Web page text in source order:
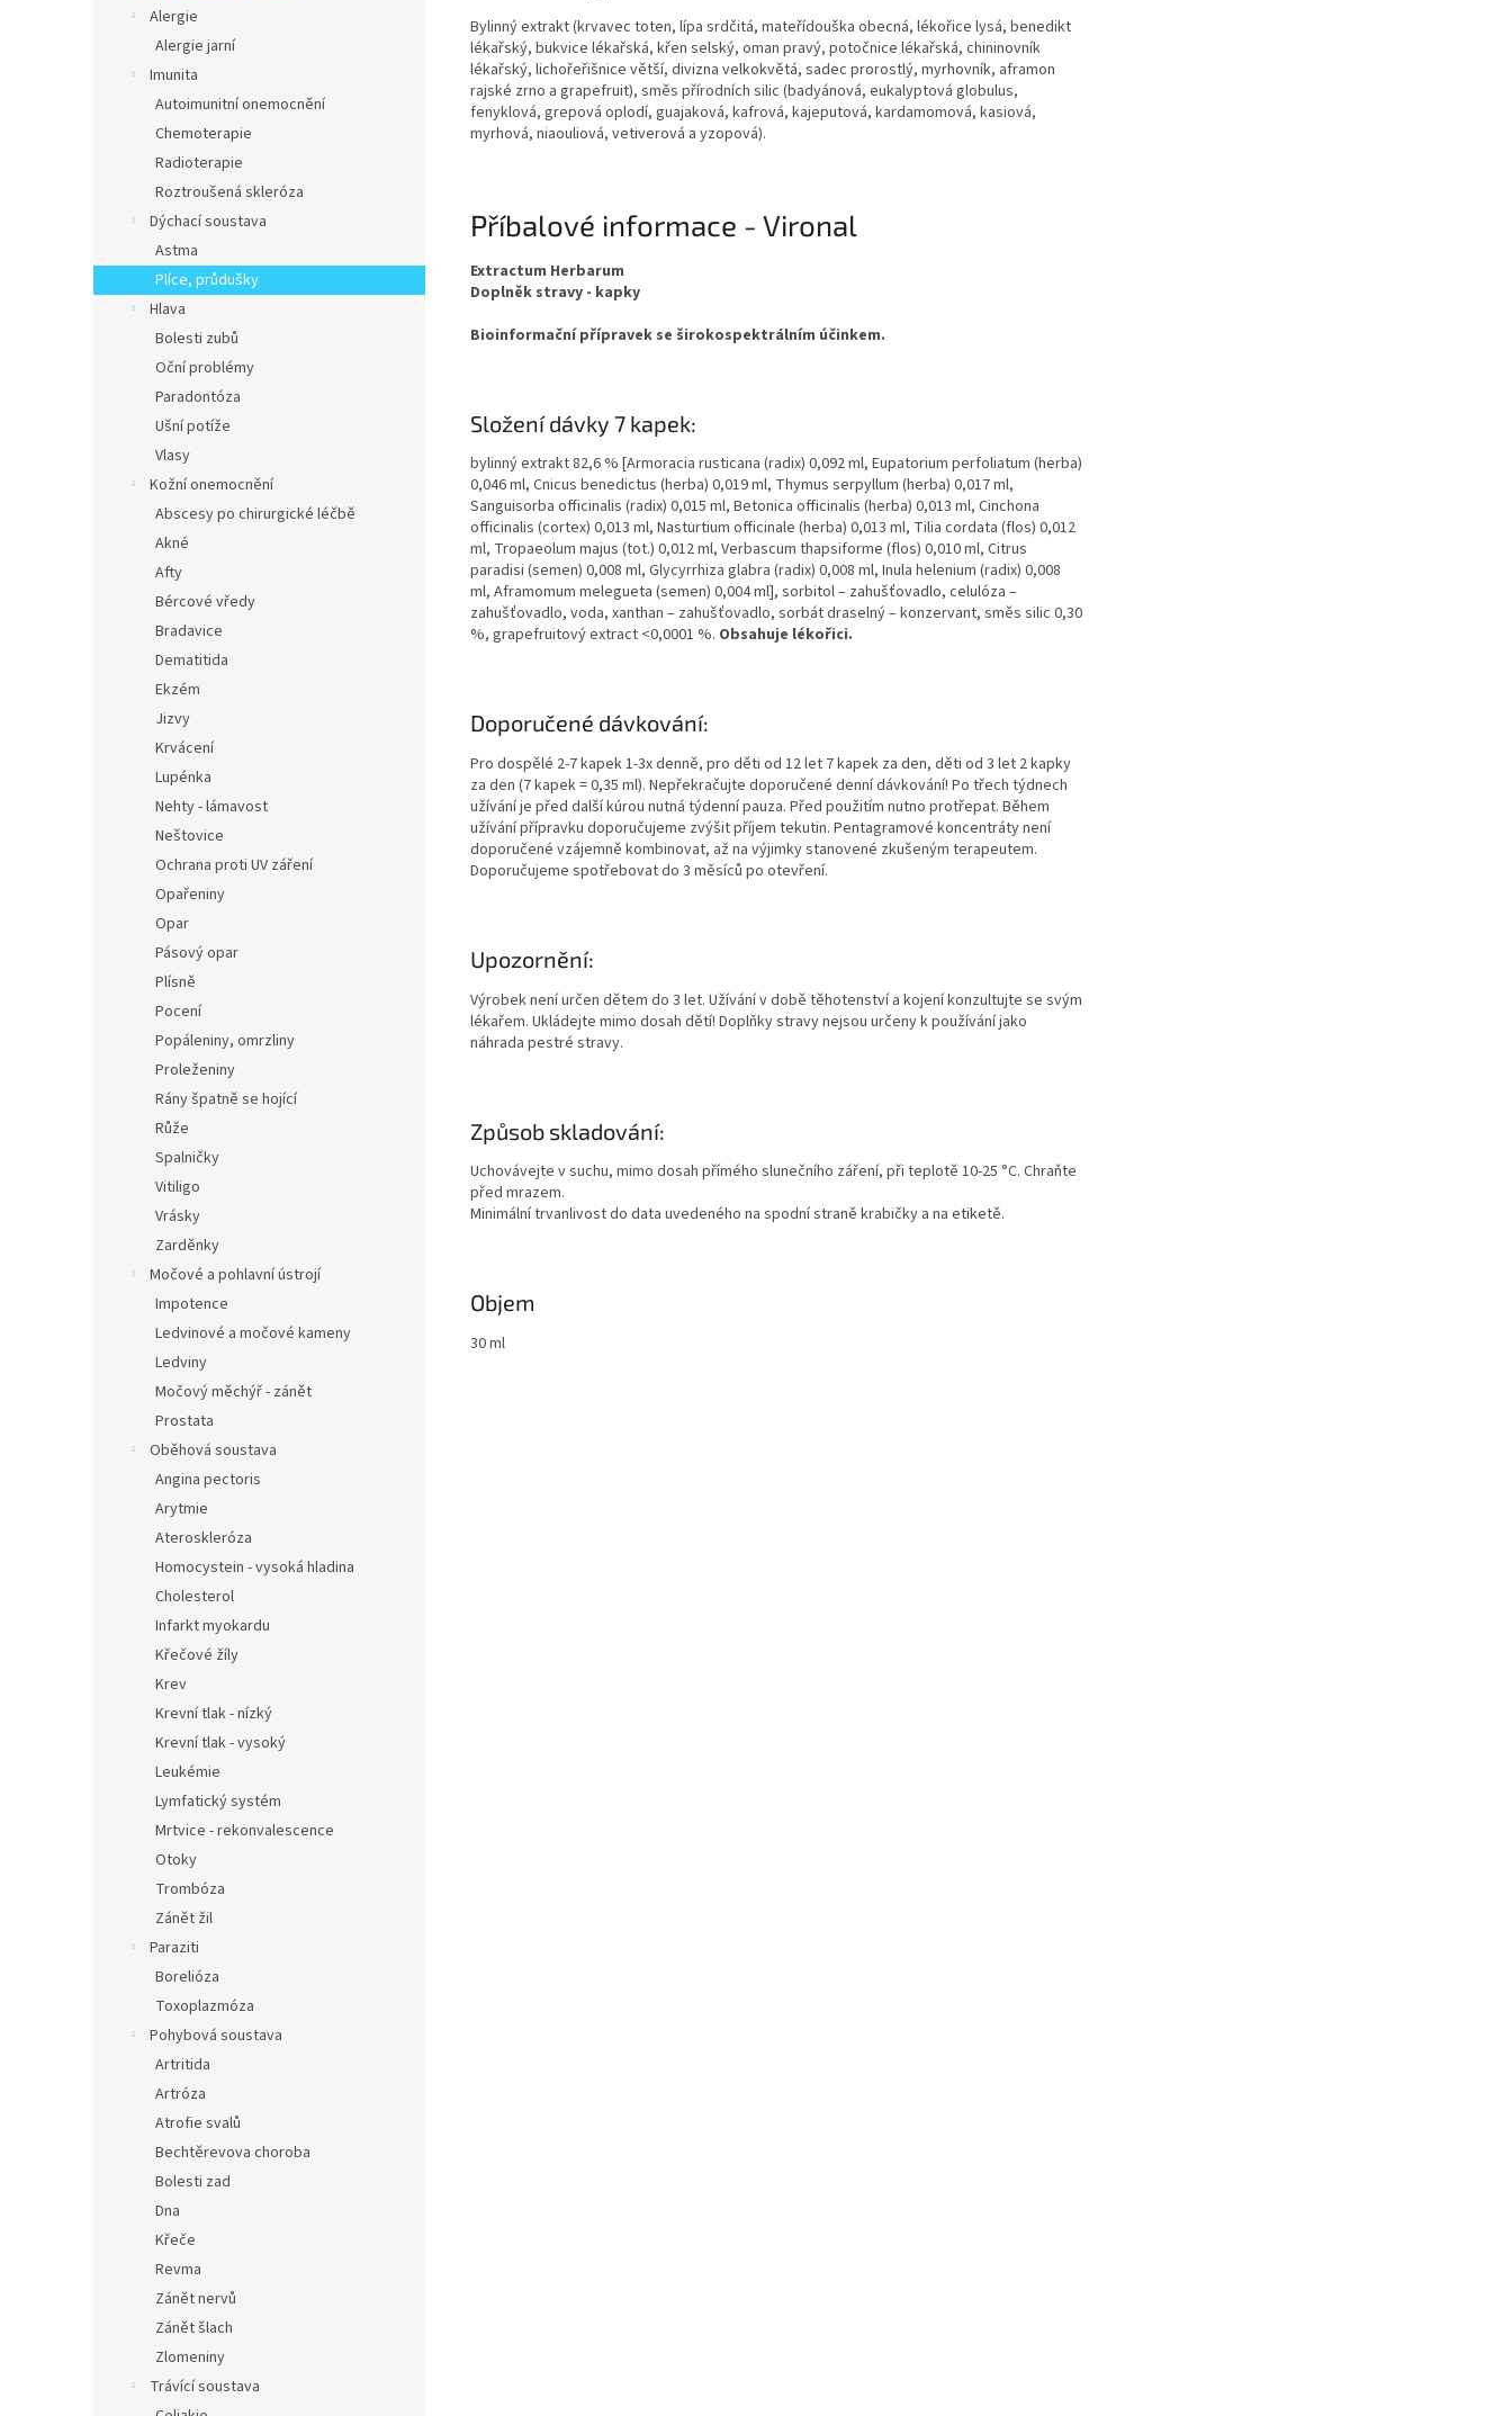
Alergie
Alergie jarní
Imunita
Autoimunitní onemocnění
Chemoterapie
Radioterapie
Roztroušená skleróza
Dýchací soustava
Astma
Plíce, průdušky
Hlava
Bolesti zubů
Oční problémy
Paradontóza
Ušní potíže
Vlasy
Kožní onemocnění
Abscesy po chirurgické léčbě
Akné
Afty
Bércové vředy
Bradavice
Dematitida
Ekzém
Jizvy
Krvácení
Lupénka
Nehty - lámavost
Neštovice
Ochrana proti UV záření
Opařeniny
Opar
Pásový opar
Plísně
Pocení
Popáleniny, omrzliny
Proleženiny
Rány špatně se hojící
Růže
Spalničky
Vitiligo
Vrásky
Zarděnky
Močové a pohlavní ústrojí
Impotence
Ledvinové a močové kameny
Ledviny
Močový měchýř - zánět
Prostata
Oběhová soustava
Angina pectoris
Arytmie
Ateroskleróza
Homocystein - vysoká hladina
Cholesterol
Infarkt myokardu
Křečové žíly
Krev
Krevní tlak - nízký
Krevní tlak - vysoký
Leukémie
Lymfatický systém
Mrtvice - rekonvalescence
Otoky
Trombóza
Zánět žil
Paraziti
Borelióza
Toxoplazmóza
Pohybová soustava
Artritida
Artróza
Atrofie svalů
Bechtěrevova choroba
Bolesti zad
Dna
Křeče
Revma
Zánět nervů
Zánět šlach
Zlomeniny
Trávící soustava
Bylinný extrakt (krvavec toten, lípa srdčitá, mateřídouška obecná, lékořice lysá, benedikt
lékařský, bukvice lékařská, křen selský, oman pravý, potočnice lékařská, chininovník
lékařský, lichořeřišnice větší, divizna velkokvětá, sadec prorostlý, myrhovník, aframon
rajské zrno a grapefruit), směs přírodních silic (badyánová, eukalyptová globulus,
fenyklová, grepová oplodí, guajaková, kafrová, kajeputová, kardamomová, kasiová,
myrhová, niaouliová, vetiverová a yzopová).
Příbalové informace - Vironal
Extractum Herbarum
Doplněk stravy - kapky
Bioinformační přípravek se širokospektrálním účinkem.
Složení dávky 7 kapek:
bylinný extrakt 82,6 % [Armoracia rusticana (radix) 0,092 ml, Eupatorium perfoliatum (herba)
0,046 ml, Cnicus benedictus (herba) 0,019 ml, Thymus serpyllum (herba) 0,017 ml,
Sanguisorba officinalis (radix) 0,015 ml, Betonica officinalis (herba) 0,013 ml, Cinchona
officinalis (cortex) 0,013 ml, Nasturtium officinale (herba) 0,013 ml, Tilia cordata (flos) 0,012
ml, Tropaeolum majus (tot.) 0,012 ml, Verbascum thapsiforme (flos) 0,010 ml, Citrus
paradisi (semen) 0,008 ml, Glycyrrhiza glabra (radix) 0,008 ml, Inula helenium (radix) 0,008
ml, Aframomum melegueta (semen) 0,004 ml], sorbitol – zahušťovadlo, celulóza –
zahušťovadlo, voda, xanthan – zahušťovadlo, sorbát draselný – konzervant, směs silic 0,30
%, grapefruitový extract <0,0001 %. Obsahuje lékořici.
Doporučené dávkování:
Pro dospělé 2-7 kapek 1-3x denně, pro děti od 12 let 7 kapek za den, děti od 3 let 2 kapky
za den (7 kapek = 0,35 ml). Nepřekračujte doporučené denní dávkování! Po třech týdnech
užívání je před další kúrou nutná týdenní pauza. Před použitím nutno protřepat. Během
užívání přípravku doporučujeme zvýšit příjem tekutin. Pentagramové koncentráty není
doporučené vzájemně kombinovat, až na výjimky stanovené zkušeným terapeutem.
Doporučujeme spotřebovat do 3 měsíců po otevření.
Upozornění:
Výrobek není určen dětem do 3 let. Užívání v době těhotenství a kojení konzultujte se svým
lékařem. Ukládejte mimo dosah dětí! Doplňky stravy nejsou určeny k používání jako
náhrada pestré stravy.
Způsob skladování:
Uchovávejte v suchu, mimo dosah přímého slunečního záření, při teplotě 10-25 °C. Chraňte
před mrazem.
Minimální trvanlivost do data uvedeného na spodní straně krabičky a na etiketě.
Objem
30 ml